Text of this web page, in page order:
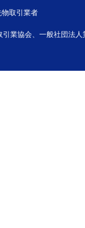
取引業者
業協会、一般社団法